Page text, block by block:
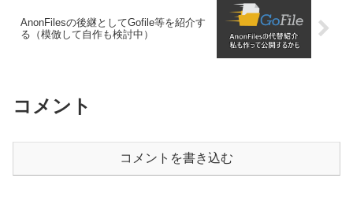
AnonFilesの後継としてGofile等を紹介す
る（模倣して自作も検討中）
コメント
コメントを書き込む